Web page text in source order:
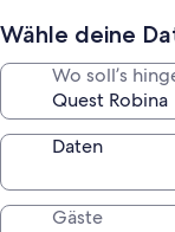
Wähle deine
Wo soll’s
Daten
Gäste